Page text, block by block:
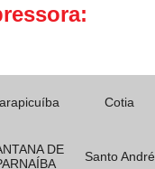
Cotia
DE
Santo André